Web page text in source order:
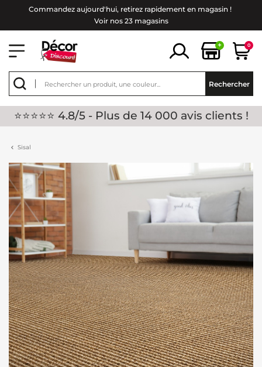
Commandez aujourd'hui, retirez rapidement en magasin !
Voir nos 23 magasins
+ 0
Rechercher
⭐⭐⭐⭐⭐ 4.8/5 - Plus de 14 000 avis clients !
Sisal